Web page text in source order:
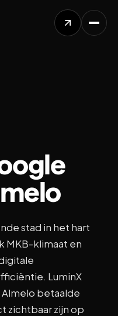
stad in het hart
MKB-klimaat en
LuminX
betaalde
zichtbaar zijn op